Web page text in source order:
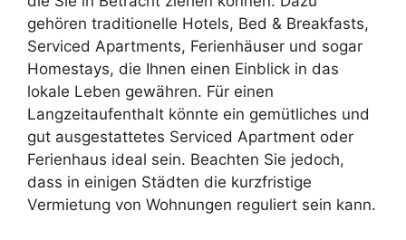
gehören traditionelle Hotels, Bed & Breakfasts,
Serviced Apartments, Ferienhäuser und sogar
Homestays, die Ihnen einen Einblick in das
lokale Leben gewähren. Für einen
Langzeitaufenthalt könnte ein gemütliches und
gut ausgestattetes Serviced Apartment oder
Ferienhaus ideal sein. Beachten Sie jedoch,
dass in einigen Städten die kurzfristige
Vermietung von Wohnungen reguliert sein kann.